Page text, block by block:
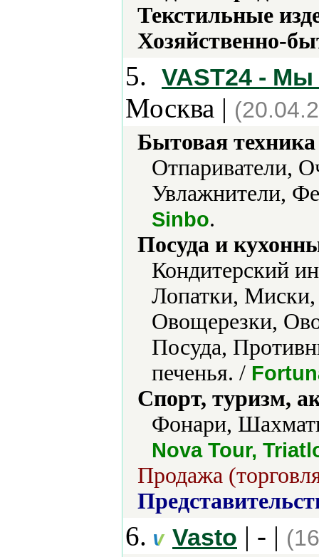
Текстильные
Хозяйственно-
5. VAST24 - Мы
Москва |
Бытовая
Отпариватели,
Увлажнители,
Sinbo.
Посуда и
Кондитерский
Лопатки,
Овощерезки,
Посуда,
печенья. /
Спорт, туризм,
Фонари,
Nova Tour,
Продажа
6. Vasto | - |